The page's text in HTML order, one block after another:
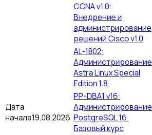
CCNA v1.0:
Внедрение и
администрирование
решений Cisco v1.0
AL-1802:
Администрирование
Astra Linux Special
Edition 1.8
Дата
начала19.08.2026
PP-DBA1 v16:
Администрирование
PostgreSQL 16.
Базовый курс